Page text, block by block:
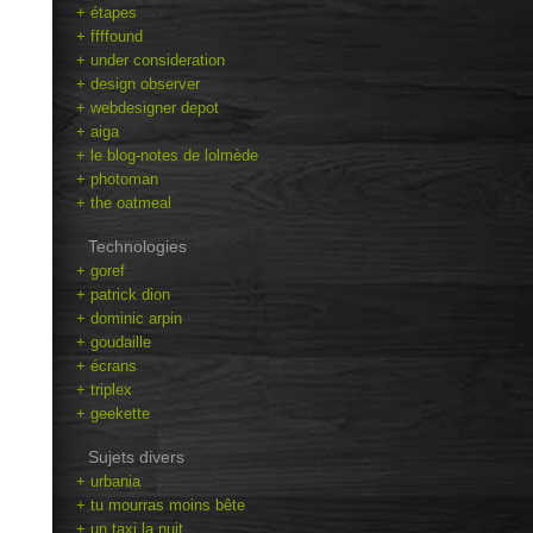
+ étapes
+ ffffound
+ under consideration
+ design observer
+ webdesigner depot
+ aiga
+ le blog-notes de lolmède
+ photoman
+ the oatmeal
Technologies
+ goref
+ patrick dion
+ dominic arpin
+ goudaille
+ écrans
+ triplex
+ geekette
Sujets divers
+ urbania
+ tu mourras moins bête
+ un taxi la nuit